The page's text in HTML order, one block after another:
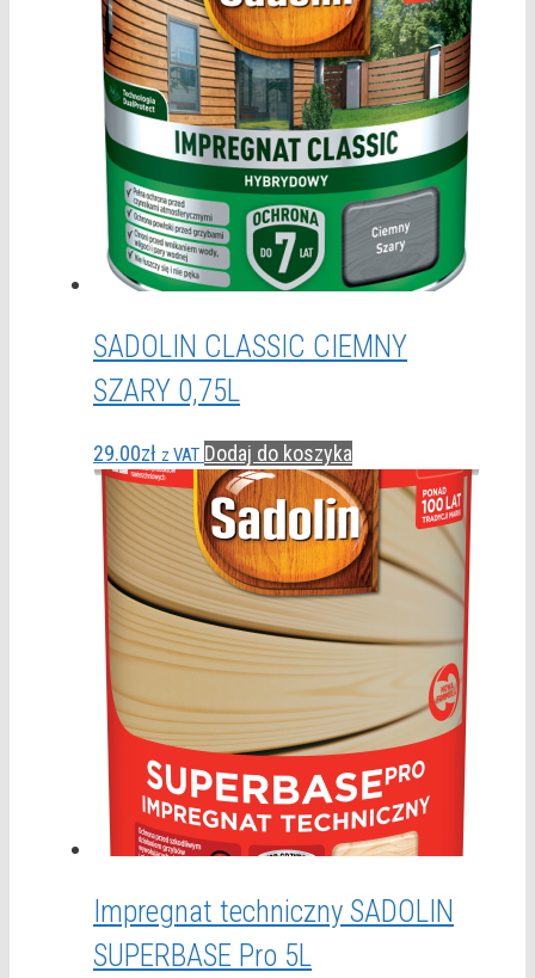
SADOLIN CLASSIC CIEMNY
SZARY 0,75L
29.00zł z VAT Dodaj do koszyka
Impregnat techniczny SADOLIN
SUPERBASE Pro 5L